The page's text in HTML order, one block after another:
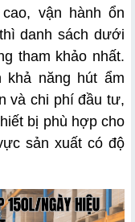
vận hành ổn
danh sách dưới
tham khảo nhất.
năng hút ẩm
và chi phí đầu tư,
bị phù hợp cho
sản xuất có độ